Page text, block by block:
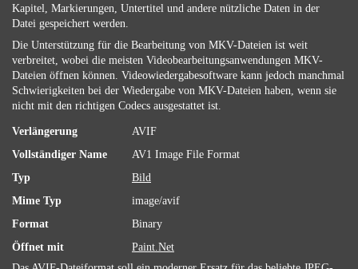
Kapitel, Markierungen, Untertitel und andere nützliche Daten in der
Datei gespeichert werden.
Die Unterstützung für die Bearbeitung von MKV-Dateien ist weit
verbreitet, wobei die meisten Videobearbeitungsanwendungen MKV-
Dateien öffnen können. Videowiedergabesoftware kann jedoch manchmal
Schwierigkeiten bei der Wiedergabe von MKV-Dateien haben, wenn sie
nicht mit den richtigen Codecs ausgestattet ist.
Verlängerung
AVIF
Vollständiger Name
AV1 Image File Format
Typ
Bild
Mime Typ
image/avif
Format
Binary
Öffnet mit
Paint.Net